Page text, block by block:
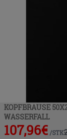
KOPFBRAUSE
WASSERFALL
107,96€ /STK